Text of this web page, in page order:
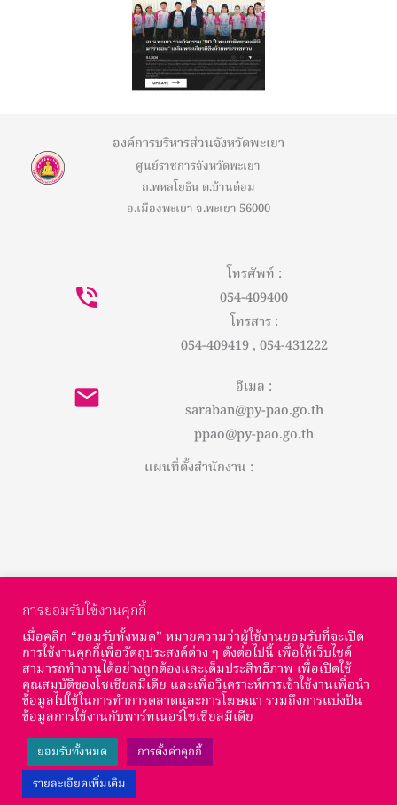
องค์การบริหารส่วนจังหวัดพะเยา
ศูนย์ราชการจังหวัดพะเยา
ถ.พหลโยธิน ต.บ้านต๋อม
อ.เมืองพะเยา จ.พะเยา 56000
โทรศัพท์ :
054-409400
โทรสาร :
054-409419 , 054-431222
อีเมล :
saraban@py-pao.go.th
ppao@py-pao.go.th
แผนที่ตั้งสำนักงาน :
© Copyright องค์การบริหารส่วนจังหวัดพะเยา : 2026
จำนวนผู้เข้าชม :
Total Views:
การยอมรับใช้งานคุกกี้
เมื่อคลิก “ยอมรับทั้งหมด” หมายความว่าผู้ใช้งานยอมรับที่จะเปิด
การใช้งานคุกกี้เพื่อวัตถุประสงค์ต่าง ๆ ดังต่อไปนี้ เพื่อให้เว็บไซต์
สามารถทำงานได้อย่างถูกต้องและเต็มประสิทธิภาพ เพื่อเปิดใช้
คุณสมบัติของโซเชียลมีเดีย และเพื่อวิเคราะห์การเข้าใช้งานเพื่อนำ
ข้อมูลไปใช้ในการทำการตลาดและการโฆษณา รวมถึงการแบ่งปัน
ข้อมูลการใช้งานกับพาร์ทเนอร์โซเชียลมีเดีย
ยอมรับทั้งหมด
การตั้งค่าคุกกี้
รายละเอียดเพิ่มเติม